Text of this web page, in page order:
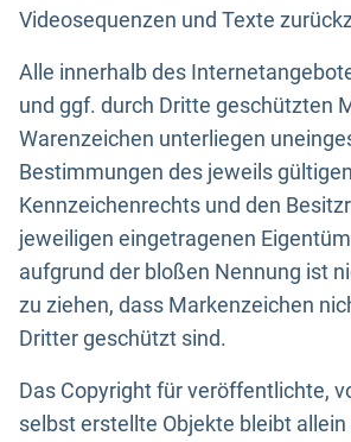
Videosequenzen und Texte
Alle innerhalb des
und ggf. durch Dritte geschützten
Warenzeichen unterliegen
Bestimmungen des jeweils gültigen
Kennzeichenrechts und den
jeweiligen eingetragenen
aufgrund der bloßen Nennung ist
zu ziehen, dass Markenzeichen
Dritter geschützt sind.
Das Copyright für veröffentlichte,
selbst erstellte Objekte bleibt allein